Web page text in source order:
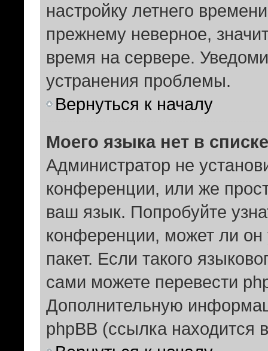
настройку летнего
прежнему неверное,
время на сервере.
устранения проблемы.
Вернуться к началу
Моего языка нет в
Администратор не
конференции, или же
ваш язык. Попробуйте
конференции, может ли
пакет. Если такого
сами можете перевести
Дополнительную
phpBB (ссылка находится